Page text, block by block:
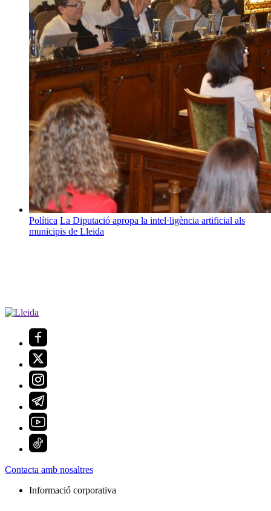
Política La Diputació apropa la intel·ligència artificial als
municipis de Lleida
Contacta amb nosaltres
Informació corporativa